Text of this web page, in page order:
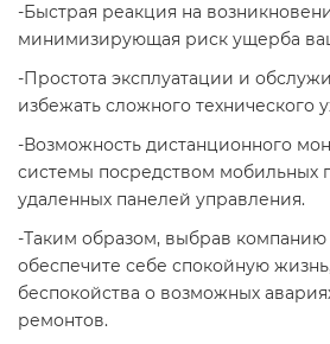
-Быстрая реакция на
минимизирующая риск ущерба
-Простота эксплуатации и
избежать сложного технического
-Возможность дистанционного
системы посредством
удаленных панелей управления.
-Таким образом, выбрав компанию
обеспечите себе спокойную
беспокойства о возможных
ремонтов.